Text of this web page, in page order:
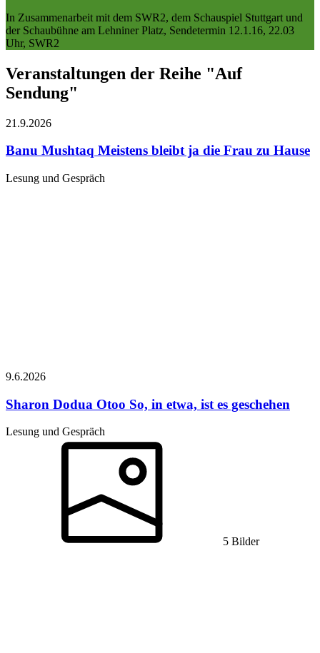
In Zusammenarbeit mit dem SWR2, dem Schauspiel Stuttgart und
der Schaubühne am Lehniner Platz, Sendetermin 12.1.16, 22.03
Uhr, SWR2
Veranstaltungen der Reihe "Auf
Sendung"
21.9.2026
Banu Mushtaq Meistens bleibt ja die Frau zu Hause
Lesung und Gespräch
9.6.2026
Sharon Dodua Otoo So, in etwa, ist es geschehen
Lesung und Gespräch
5 Bilder